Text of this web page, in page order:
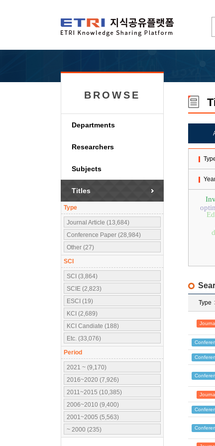
BROWSE
Departments
Researchers
Subjects
Titles
Type
Journal Article (13,684)
Conference Paper (28,984)
Other (27)
SCI
SCI (3,864)
SCIE (2,823)
ESCI (19)
KCI (2,689)
KCI Candiate (188)
Etc. (33,076)
Period
2021 ~ (9,170)
2016~2020 (7,926)
2011~2015 (10,385)
2006~2010 (9,400)
2001~2005 (5,563)
~ 2000 (235)
Type